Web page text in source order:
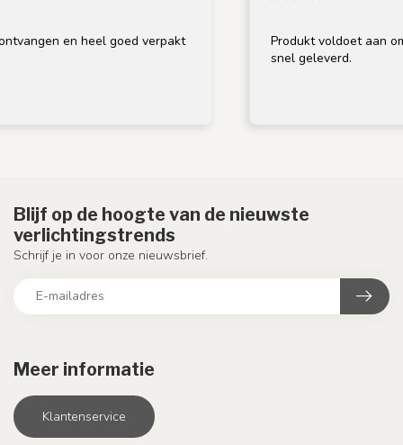
en heel goed verpakt
Produkt voldoet aan
snel geleverd.
Meer informatie
Klantenservice
Blijf op de hoogte van de nieuwste
verlichtingstrends
Schrijf je in voor onze nieuwsbrief.